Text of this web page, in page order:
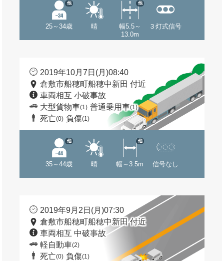
25～34歳
他
晴
幅5.5～
13.0m
他
３灯式信号
2019年10月7日(月)08:40
倉敷市船穂町船穂中新田 付近
車両相互 小破事故
大型貨物車(1) 普通乗用車(1)
死亡(0) 負傷(1)
35～44歳
他
晴 幅～3.5m
他
信号なし
2019年9月2日(月)07:30
倉敷市船穂町船穂中新田 付近
車両相互 中破事故
軽自動車(2)
死亡(0) 負傷(1)